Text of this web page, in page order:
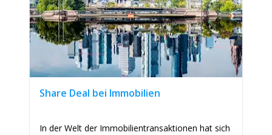
Share Deal bei Immobilien
In der Welt der Immobilientransaktionen hat sich